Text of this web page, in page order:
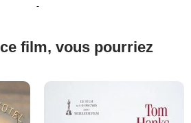
-
film, vous pourriez